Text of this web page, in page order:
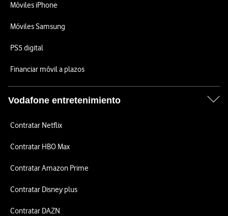
Móviles iPhone
Móviles Samsung
PS5 digital
Financiar móvil a plazos
Vodafone entretenimiento
Contratar Netflix
Contratar HBO Max
Contratar Amazon Prime
Contratar Disney plus
Contratar DAZN